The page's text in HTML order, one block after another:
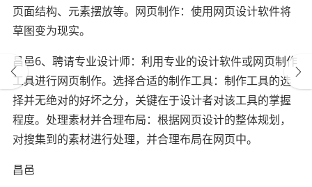
页面结构、元素摆放等。网页制作：使用网页设计软件将
草图变为现实。
昌邑6、聘请专业设计师：利用专业的设计软件或网页制作
工具进行网页制作。选择合适的制作工具：制作工具的选
择并无绝对的好坏之分，关键在于设计者对该工具的掌握
程度。处理素材并合理布局：根据网页设计的整体规划，
对搜集到的素材进行处理，并合理布局在网页中。
昌邑